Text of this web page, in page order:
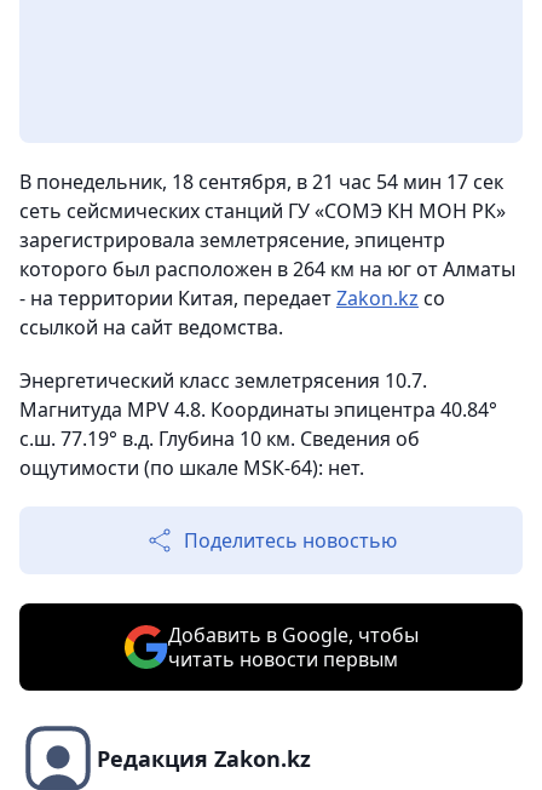
В понедельник, 18 сентября, в 21 час 54 мин 17 сек
сеть сейсмических станций ГУ «СОМЭ КН МОН РК»
зарегистрировала землетрясение, эпицентр
которого был расположен в 264 км на юг от Алматы
- на территории Китая, передаетZakon.kz со
ссылкой на сайт ведомства.
Энергетический класс землетрясения 10.7.
Магнитуда MPV 4.8. Координаты эпицентра 40.84°
с.ш. 77.19° в.д. Глубина 10 км. Сведения об
ощутимости (по шкале МSК-64): нет.
Поделитесь новостью
Добавить в Google, чтобы
читать новости первым
Редакция Zakon.kz